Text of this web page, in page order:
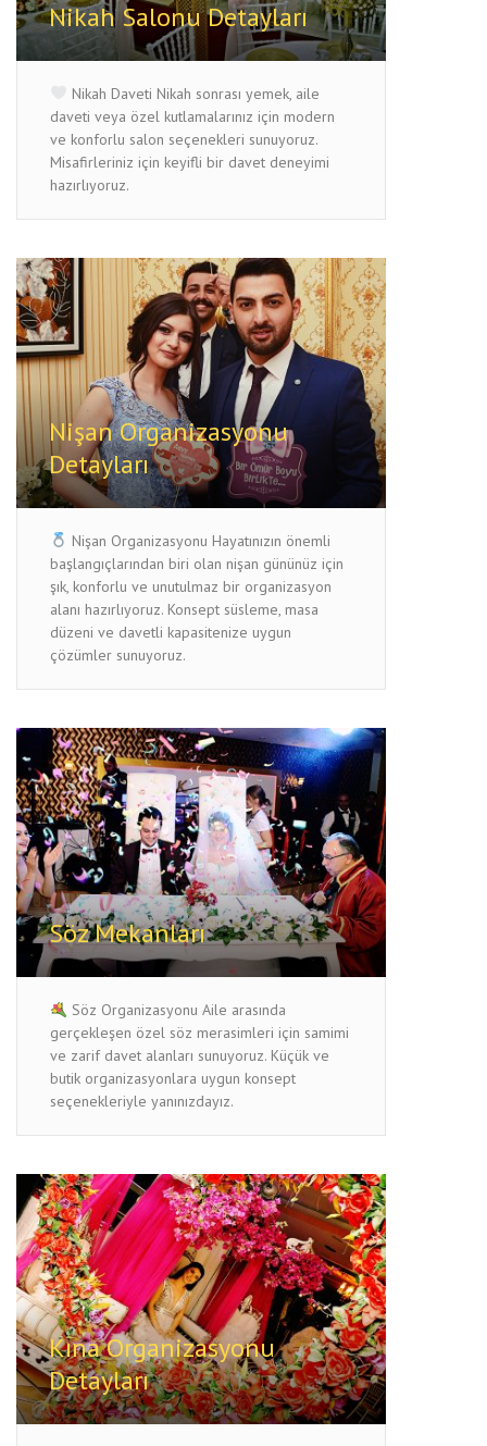
Nikah Salonu Detayları
Nikah Daveti Nikah sonrası yemek, aile
daveti veya özel kutlamalarınız için modern
ve konforlu salon seçenekleri sunuyoruz.
Misafirleriniz için keyifli bir davet deneyimi
hazırlıyoruz.
Nişan Organizasyonu
Detayları
Nişan Organizasyonu Hayatınızın önemli
başlangıçlarından biri olan nişan gününüz için
şık, konforlu ve unutulmaz bir organizasyon
alanı hazırlıyoruz. Konsept süsleme, masa
düzeni ve davetli kapasitenize uygun
çözümler sunuyoruz.
Söz Mekanları
Söz Organizasyonu Aile arasında
gerçekleşen özel söz merasimleri için samimi
ve zarif davet alanları sunuyoruz. Küçük ve
butik organizasyonlara uygun konsept
seçenekleriyle yanınızdayız.
Kına Organizasyonu
Detayları